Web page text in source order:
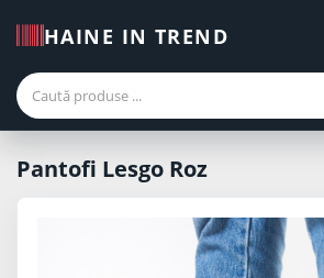
HAINE IN TREND
Pantofi Lesgo Roz